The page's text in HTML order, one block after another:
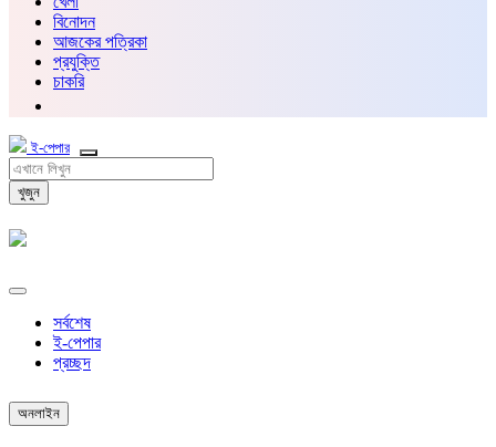
বিনোদন
আজকের পত্রিকা
প্রযুক্তি
চাকরি
ই-পেপার
খুজুন
সর্বশেষ
ই-পেপার
প্রচ্ছদ
অনলাইন